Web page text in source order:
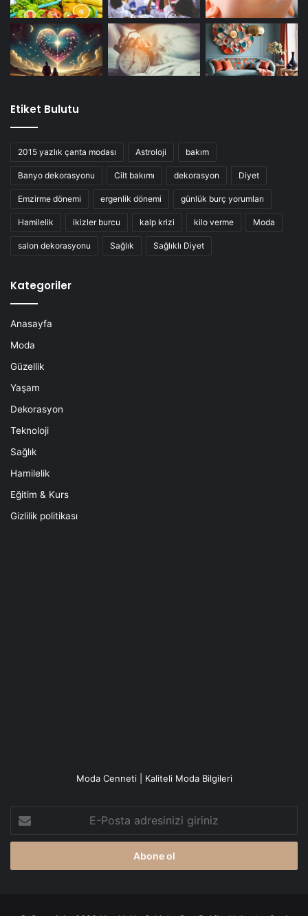
Etiket Bulutu
2015 yazlık çanta modası Astroloji bakım
Banyo dekorasyonu Cilt bakımı dekorasyon Diyet
Emzirme dönemi ergenlik dönemi günlük burç yorumları
Hamilelik ikizler burcu kalp krizi kilo verme Moda
salon dekorasyonu Sağlık Sağlıklı Diyet
Kategoriler
Anasayfa
Moda
Güzellik
Yaşam
Dekorasyon
Teknoloji
Sağlık
Hamilelik
Eğitim & Kurs
Gizlilik politikası
Moda Cenneti | Kaliteli Moda Bilgileri
Posta
adresinizi